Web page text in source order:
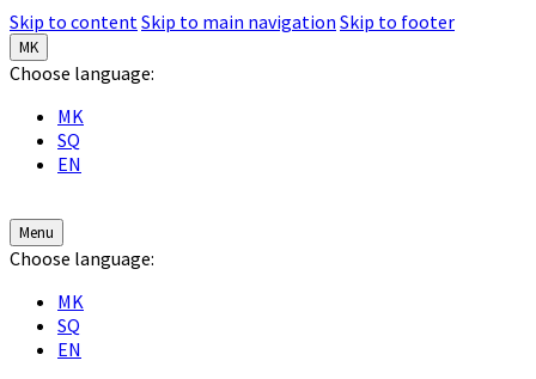
Skip to contentSkip to main navigation Skip to footer
MK
Choose language:
MK
SQ
EN
Menu
Choose language:
MK
SQ
EN